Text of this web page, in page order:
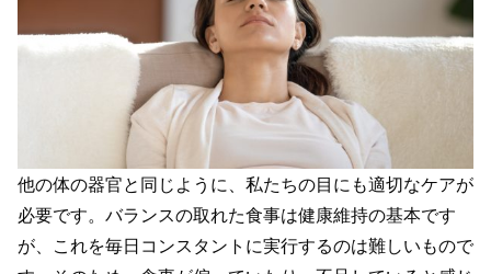
他の体の器官と同じように、私たちの目にも適切なケアが
必要です。バランスの取れた食事は健康維持の基本です
が、これを毎日コンスタントに実行するのは難しいもので